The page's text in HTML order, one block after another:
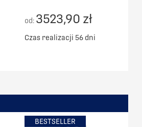
od: 3523,90 zł
Czas realizacji 56 dni
BESTSELLER